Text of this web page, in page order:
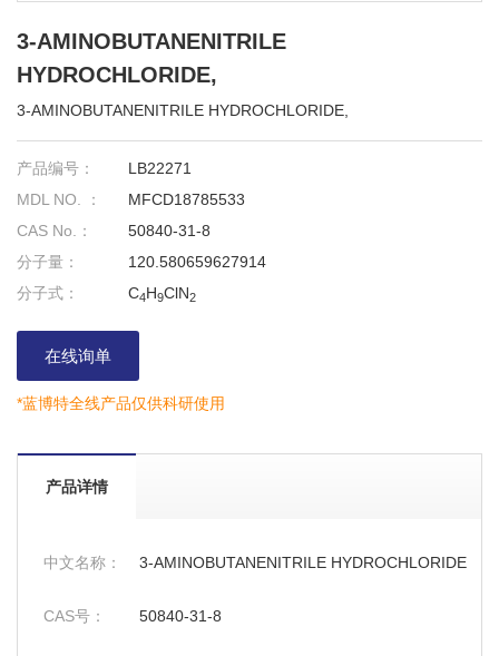
3-AMINOBUTANENITRILE
HYDROCHLORIDE,
3-AMINOBUTANENITRILE HYDROCHLORIDE,
产品编号：
LB22271
MDL NO. ：
MFCD18785533
CAS No.：
50840-31-8
分子量：
120.580659627914
分子式：
C4H9ClN2
在线询单
*蓝博特全线产品仅供科研使用
产品详情
中文名称： 3-AMINOBUTANENITRILE HYDROCHLORIDE
CAS号： 50840-31-8